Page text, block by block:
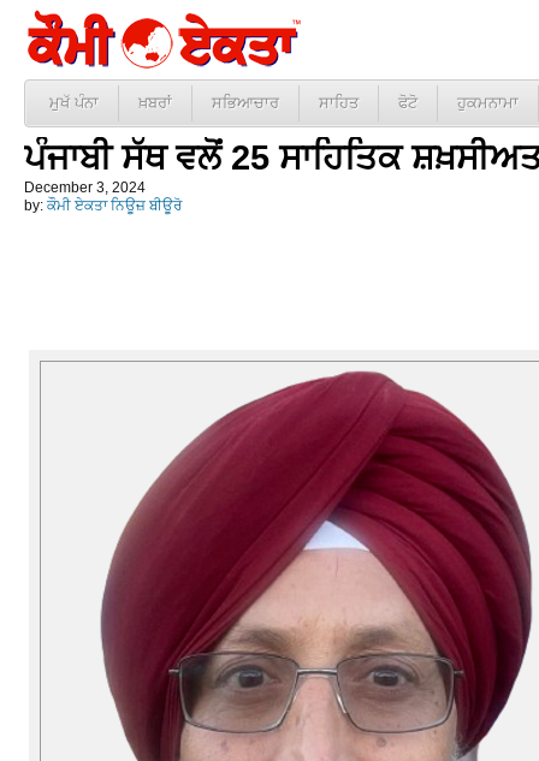
ਮੁਖੱ ਪੰਨਾ ਖ਼ਬਰਾਂ ਸਭਿਆਚਾਰ ਸਾਹਿਤ ਫੋਟੋ ਹੁਕਮਨਾਮਾ
ਪੰਜਾਬੀ ਸੱਥ ਵਲੋਂ 25 ਸਾਹਿਤਿਕ
December 3, 2024
by: ਕੌਮੀ ਏਕਤਾ ਨਿਊਜ਼ ਬੀਊਰੋ